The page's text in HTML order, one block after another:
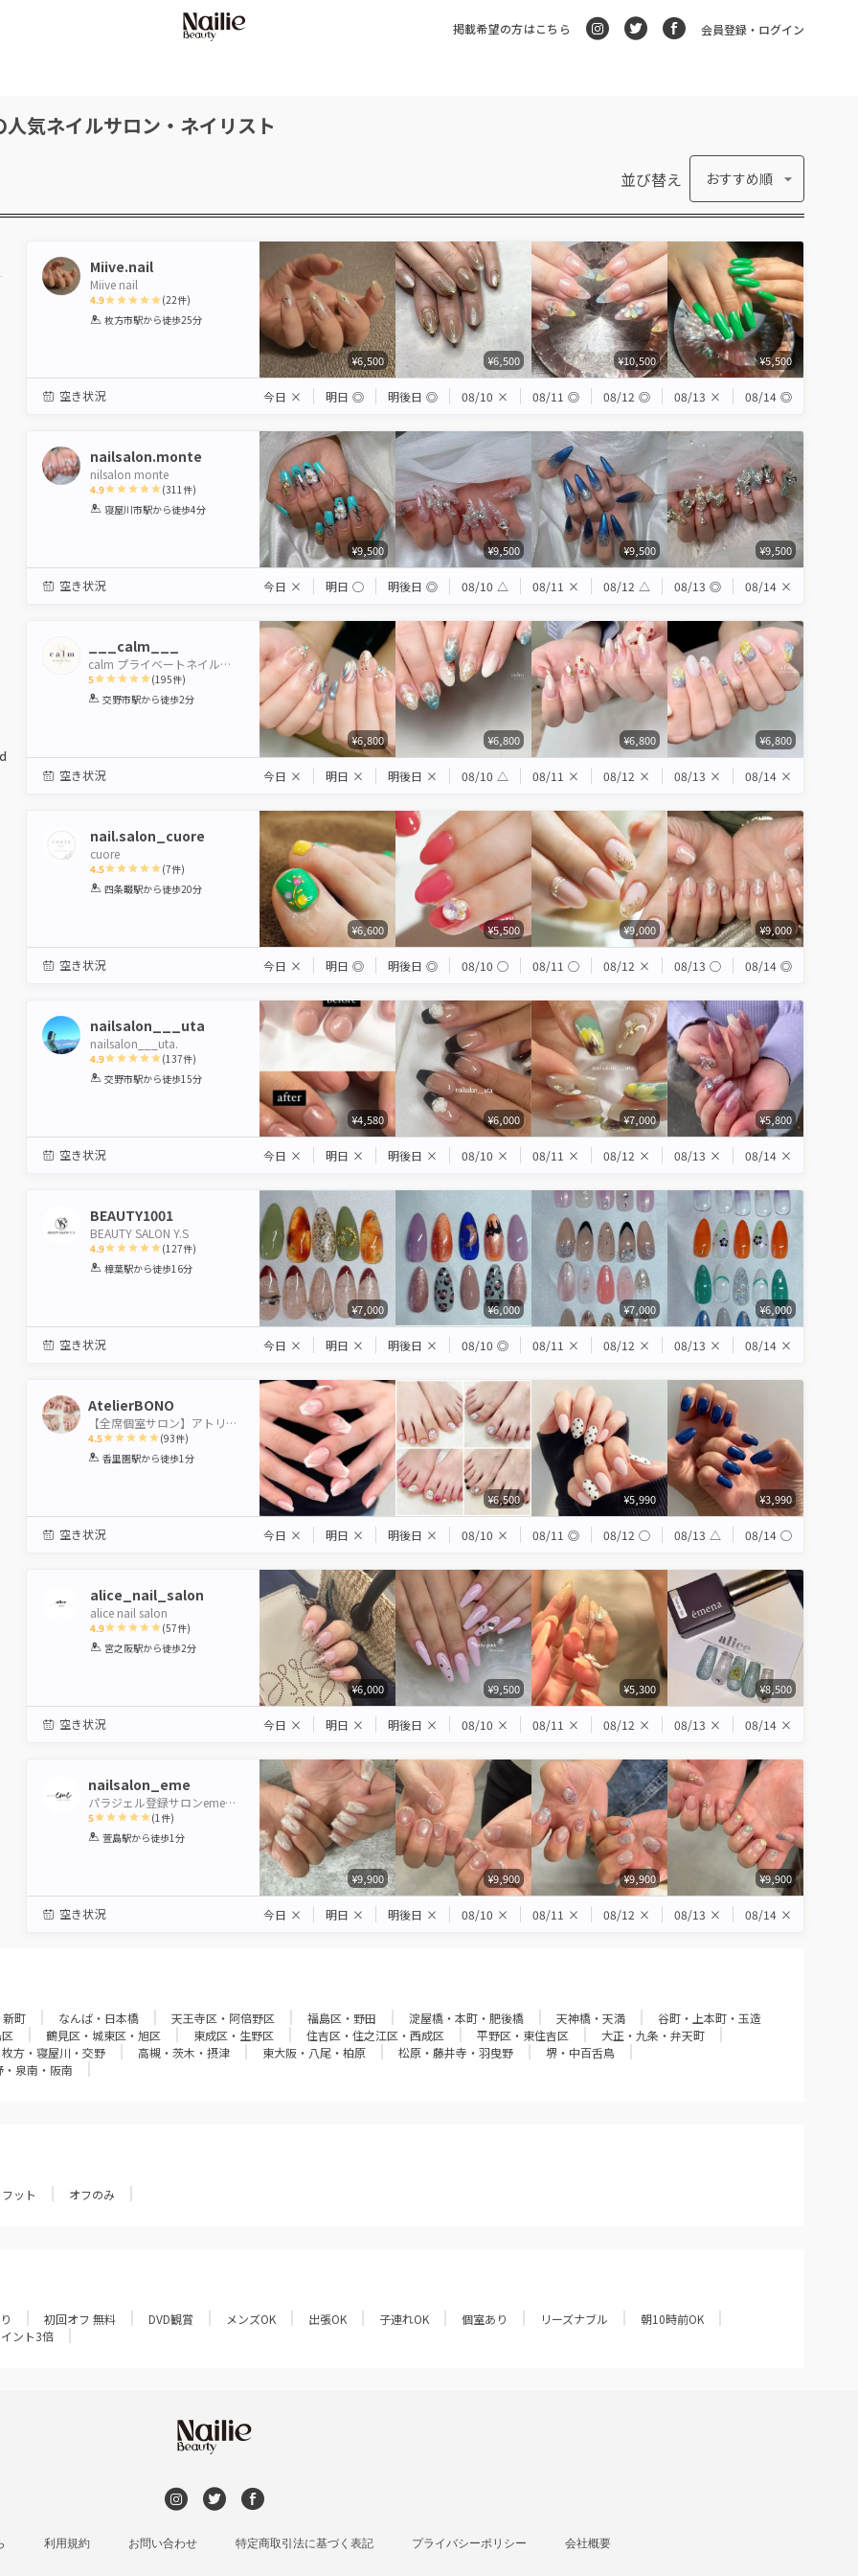
掲載希望の方はこちら 会員登録・ログイン
気ネイルサロン・ネイリスト
並び替え おすすめ順
Miive.nail
Miive nail
4.9
1 2 3 4 5
(22件)
枚方市駅から徒歩25分
¥6,500 ¥6,500 ¥10,500 ¥5,500
空き状況 今日 × 明日 ◎ 明後日 ◎ 08/10 × 08/11 ◎ 08/12 ◎ 08/13 × 08/14 ◎
nailsalon.monte
nilsalon monte
4.9
1 2 3 4 5
(311 件)
寝屋川市駅から徒歩4分
¥9,500 ¥9,500 ¥9,500 ¥9,500
空き状況 今日 × 明日 ◯ 明後日 ◎ 08/10 △ 08/11 × 08/12 △ 08/13 ◎ 08/14 ×
___calm___
calm プライベートネイルサロン、巻き爪ケア
5
1 2 3 4 5
(195件)
交野市駅から徒歩2分
¥6,800 ¥6,800 ¥6,800 ¥6,800
空き状況 今日 × 明日 × 明後日 × 08/10 △ 08/11 × 08/12 × 08/13 × 08/14 ×
nail.salon_cuore
cuore
4.5
1 2 3 4 5
(7件)
四条畷駅から徒歩20分
¥6,600 ¥5,500 ¥9,000 ¥9,000
空き状況 今日 × 明日 ◎ 明後日 ◎ 08/10 ◯ 08/11 ◯ 08/12 × 08/13 ◯ 08/14 ◎
nailsalon___uta
nailsalon___uta.
4.9
1 2 3 4 5
(137件)
交野市駅から徒歩15分
¥4,580 ¥6,000 ¥7,000 ¥5,800
空き状況 今日 × 明日 × 明後日 × 08/10 × 08/11 × 08/12 × 08/13 × 08/14 ×
BEAUTY1001
BEAUTY SALON Y.S
4.9
1 2 3 4 5
(127件)
樟葉駅から徒歩16分
¥7,000 ¥6,000 ¥7,000 ¥6,000
空き状況 今日 × 明日 × 明後日 × 08/10 ◎ 08/11 × 08/12 × 08/13 × 08/14 ×
AtelierBONO
【全席個室サロン】アトリエBONO
4.5
1 2 3 4 5
(93件)
香里園駅から徒歩1分
¥6,500 ¥5,990 ¥3,990
空き状況 今日 × 明日 × 明後日 × 08/10 × 08/11 ◎ 08/12 ◯ 08/13 △ 08/14 ◯
alice_nail_salon
alice nail salon
4.9
1 2 3 4 5
(57件)
宮之阪駅から徒歩2分
¥6,000 ¥9,500 ¥5,300 ¥8,500
空き状況 今日 × 明日 × 明後日 × 08/10 × 08/11 × 08/12 × 08/13 × 08/14 ×
nailsalon_eme
パラジェル登録サロンeme【エメ】
5
1 2 3 4 5
(1 件)
萱島駅から徒歩1分
¥9,900 ¥9,900 ¥9,900 ¥9,900
空き状況 今日 × 明日 × 明後日 × 08/10 × 08/11 × 08/12 × 08/13 × 08/14 ×
新町 なんば・日本橋 天王寺区・阿倍野区 福島区・野田 淀屋橋・本町・肥後橋 天神橋・天満
谷町・上本町・玉造
鶴見区・城東区・旭区 東成区・生野区 住吉区・住之江区・西成区 平野区・東住吉区
大正・九条・弁天町
枚方・寝屋川・交野 高槻・茨木・摂津 東大阪・八尾・柏原 松原・藤井寺・羽曳野
堺・中百舌鳥
・泉南・阪南
フット オフのみ
初回オフ 無料 DVD観賞 メンズOK 出張OK 子連れOK 個室あり リーズナブル
朝10時前OK
ント3倍
利用規約 お問い合わせ 特定商取引法に基づく表記 プライバシーポリシー 会社概要